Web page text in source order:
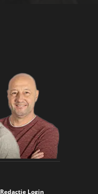
Redactie Login